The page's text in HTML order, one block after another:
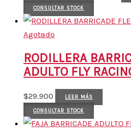
CONSULTAR STOCK
Agotado
RODILLERA
ADULTO FLY
$29.900 LEER MÁS
CONSULTAR STOCK